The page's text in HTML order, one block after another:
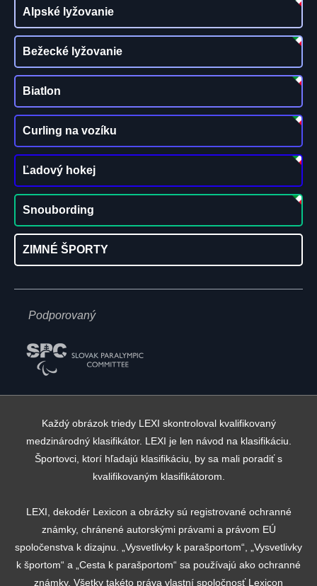
Alpské lyžovanie
Bežecké lyžovanie
Biatlon
Curling na vozíku
Ľadový hokej
Snoubording
ZIMNÉ ŠPORTY
Podporovaný
Každý obrázok triedy LEXI skontroloval kvalifikovaný
medzinárodný klasifikátor. LEXI je len návod na klasifikáciu.
Športovci, ktorí hľadajú klasifikáciu, by sa mali poradiť s
kvalifikovaným klasifikátorom.
LEXI, dekodér Lexicon a obrázky sú registrované ochranné
známky, chránené autorskými právami a právom EÚ
spoločenstva k dizajnu. „Vysvetlivky k parašportom“, „Vysvetlivky
k športom“ a „Cesta k parašportom“ sa používajú ako ochranné
známky. Všetky takéto práva vlastní spoločnosť Lexicon